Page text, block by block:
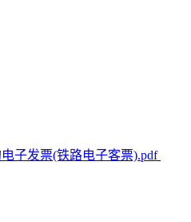
子发票(铁路电子客票).pdf